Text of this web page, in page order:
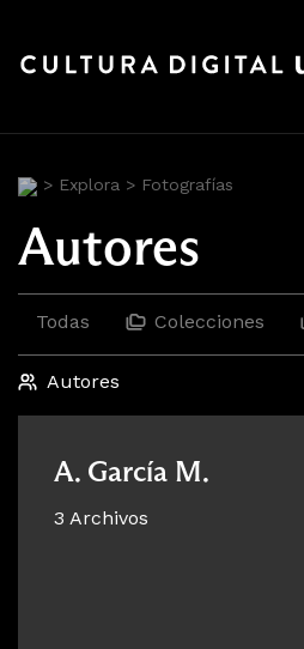
> Explora > Fotografías
Autores
Todas Colecciones
Autores
A. García M.
3 Archivos